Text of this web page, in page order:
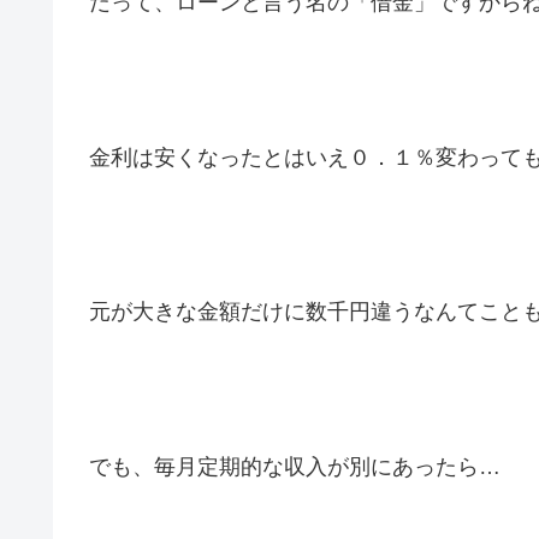
金利は安くなったとはいえ０．１％変わっても
元が大きな金額だけに数千円違うなんてこと
でも、毎月定期的な収入が別にあったら…